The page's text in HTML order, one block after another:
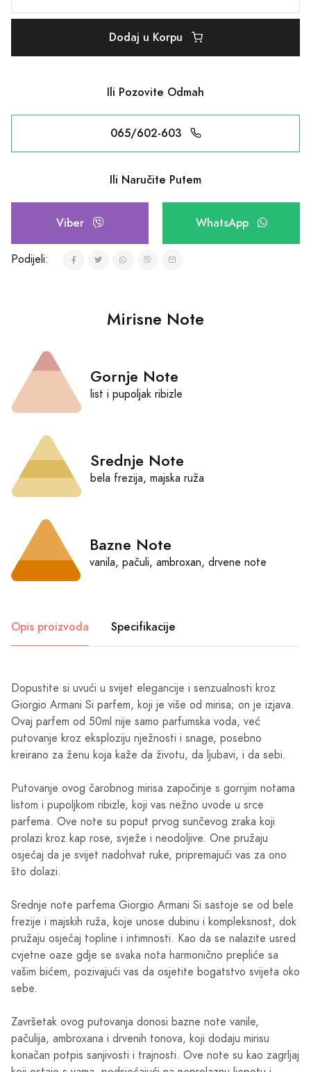
Dodaj u Korpu
Ili Pozovite Odmah
065/602-603
Ili Naručite Putem
Viber WhatsApp
Podijeli:
Mirisne Note
Gornje Note
list i pupoljak ribizle
Srednje Note
bela frezija, majska ruža
Bazne Note
vanila, pačuli, ambroxan, drvene note
Opis proizvoda Specifikacije
Dopustite si uvući u svijet elegancije i senzualnosti kroz
Giorgio Armani Si parfem, koji je više od mirisa; on je izjava.
Ovaj parfem od 50ml nije samo parfumska voda, već
putovanje kroz eksploziju nježnosti i snage, posebno
kreirano za ženu koja kaže da životu, da ljubavi, i da sebi.
Putovanje ovog čarobnog mirisa započinje s gornjim notama
listom i pupoljkom ribizle, koji vas nežno uvode u srce
parfema. Ove note su poput prvog sunčevog zraka koji
prolazi kroz kap rose, svježe i neodoljive. One pružaju
osjećaj da je svijet nadohvat ruke, pripremajući vas za ono
što dolazi.
Srednje note parfema Giorgio Armani Si sastoje se od bele
frezije i majskih ruža, koje unose dubinu i kompleksnost, dok
pružaju osjećaj topline i intimnosti. Kao da se nalazite usred
cvjetne oaze gdje se svaka nota harmonično prepliće sa
vašim bićem, pozivajući vas da osjetite bogatstvo svijeta oko
sebe.
Završetak ovog putovanja donosi bazne note vanile,
pačulija, ambroxana i drvenih tonova, koji dodaju mirisu
konačan potpis sanjivosti i trajnosti. Ove note su kao zagrljaj